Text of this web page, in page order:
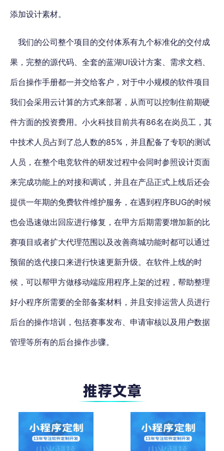
添加设计素材。
我们的公司整个项目的交付体系有九个标准化的交付成
果，完整的源代码、全套的蓝湖UI设计方案、需求文档、
后台操作手册都一并交给客户，对于中小规模的软件项目
我们会采用云计算的方式来部署，从而可以控制住前期硬
件方面的投资费用。小火科技目前共有86名在岗员工，其
中技术人员占到了总人数的85%，并且配备了专职的测试
人员，在整个电竞软件的研发过程中会同时参照设计页面
来完成功能上的对接和调试，并且在产品正式上线后还会
提供一年期的免费软件维护服务，在遇到程序BUG的时候
也会迅速做出回应进行修复，在甲方后期需要增加新的比
赛项目或者扩大代理范围以及改善商城功能时都可以通过
预留的迭代接口来进行快速更新升级。在软件上线的时
候，可以帮甲方做移动端应用程序上架的过程，帮助整理
好小程序所需要的全部备案材料，并且安排运营人员进行
后台的操作培训，包括赛事发布、申请审核以及用户数据
管理等所有的后台操作步骤。